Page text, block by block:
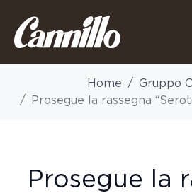
Home
Gruppo
Prosegue la rassegna “Serotonina”
Prosegue la